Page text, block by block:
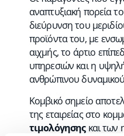
αναπτυξιακή πορεία
διεύρυνση του
προϊόντα του, με
αιχμής, το άρτιο
υπηρεσιών και η
ανθρώπινου
Κομβικό σημείο
της εταιρείας στο
τιμολόγησηςκαι των